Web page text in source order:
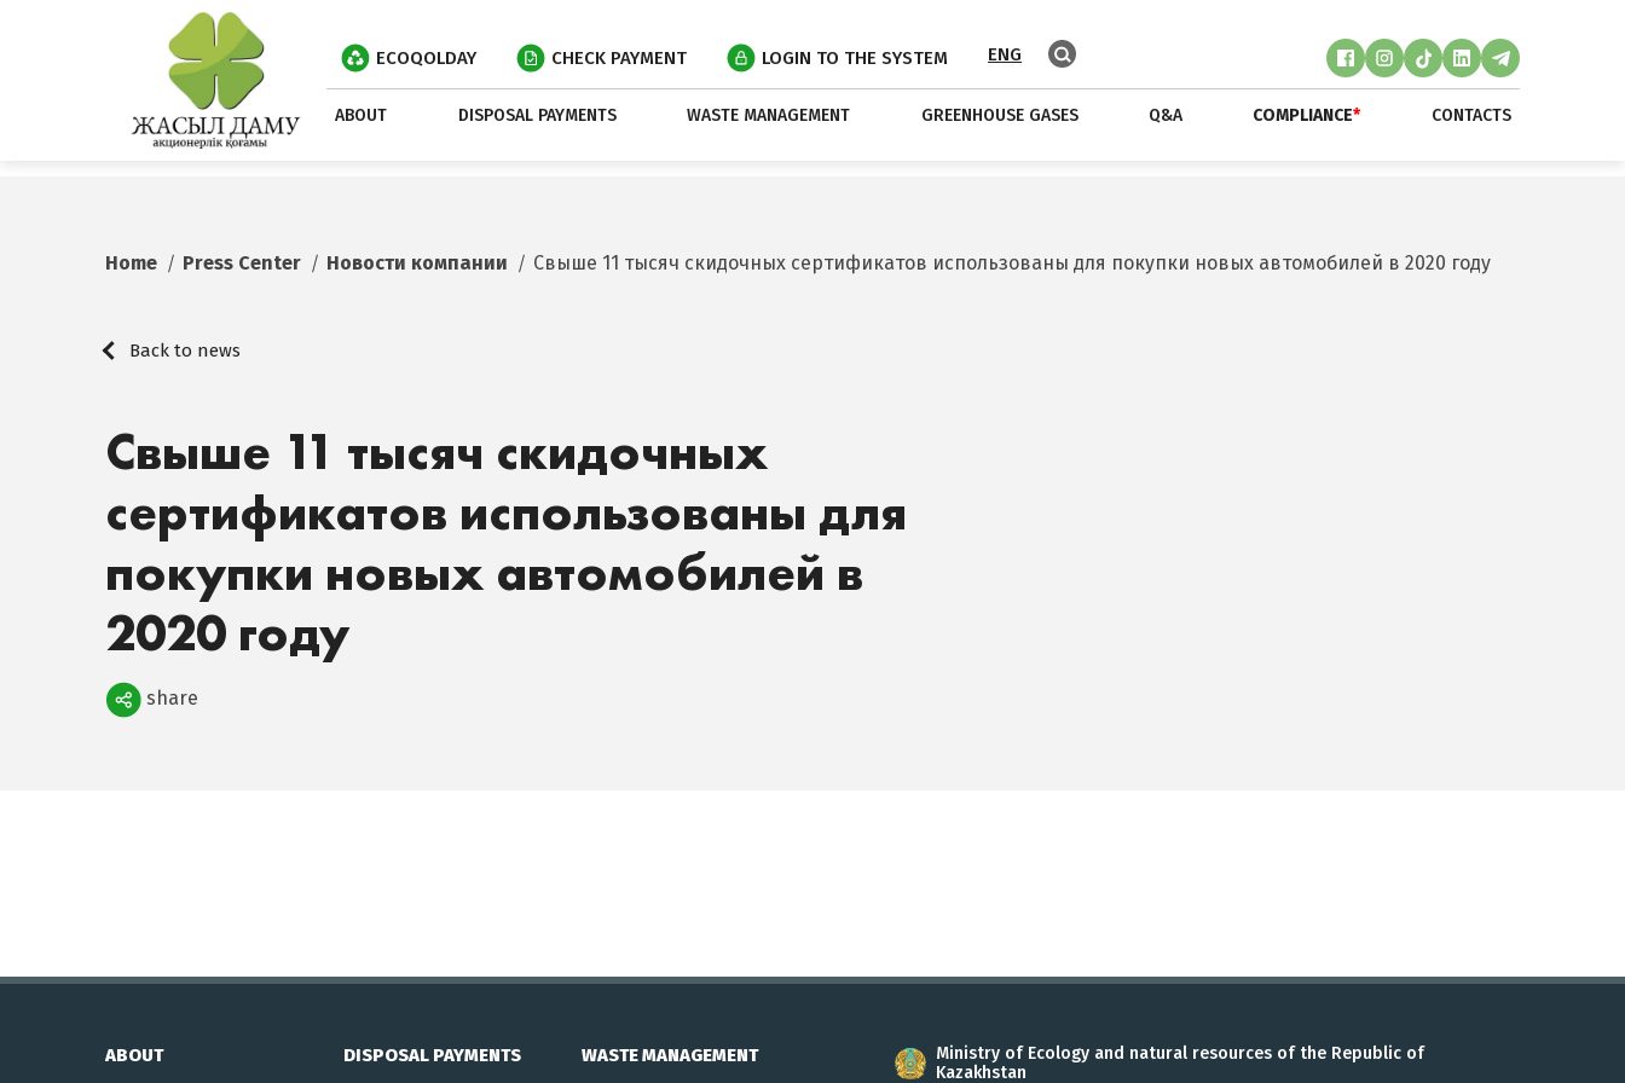
ECOQOLDAY CHECK PAYMENT LOGIN TO THE SYSTEM ENG
ABOUT DISPOSAL PAYMENTS WASTE MANAGEMENT GREENHOUSE GASES Q&A COMPLIANCE* CONTACTS
Home Press Center Новости компании Свыше 11 тысяч скидочных сертификатов использованы для покупки новых автомобилей в 2020 году
Back to news
Свыше 11 тысяч скидочных
сертификатов использованы для
покупки новых автомобилей в
2020 году
Поделиться
share
ABOUT DISPOSAL PAYMENTS WASTE MANAGEMENT
Ministry of Ecology and natural resources of the Republic of
Kazakhstan